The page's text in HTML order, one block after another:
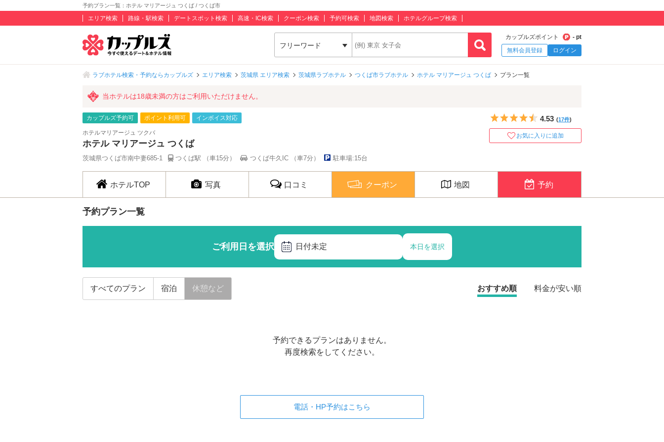
予約プラン一覧：ホテル マリアージュ つくば / つくば市
エリア検索 路線・駅検索 デートスポット検索 高速・IC検索 クーポン検索 予約可検索 地図検索 ホテルグループ検索
フリーワード
カップルズポイント
- pt
無料会員登録
ログイン
ラブホテル検索・予約ならカップルズ エリア検索 茨城県 エリア検索 茨城県ラブホテル つくば市ラブホテル ホテル マリアージュ つくば プラン一覧
当ホテルは18歳未満の方はご利用いただけません。
カップルズ予約可 ポイント利用可 インボイス対応
ホテルマリアージュ ツクバ
ホテル マリアージュ つくば
茨城県つくば市南中妻685-1 つくば駅 （車15分） つくば牛久IC （車7分） 駐車場:15台
5つ星のうち4.5
4.53 (17件)
お気に入りに追加
ホテルTOP 写真 口コミ クーポン 地図 予約
予約プラン一覧
ご利用日を選択 日付未定 本日を選択
すべてのプラン 宿泊 休憩など おすすめ順 料金が安い順
予約できるプランはありません。
再度検索をしてください。
電話・HP予約はこちら